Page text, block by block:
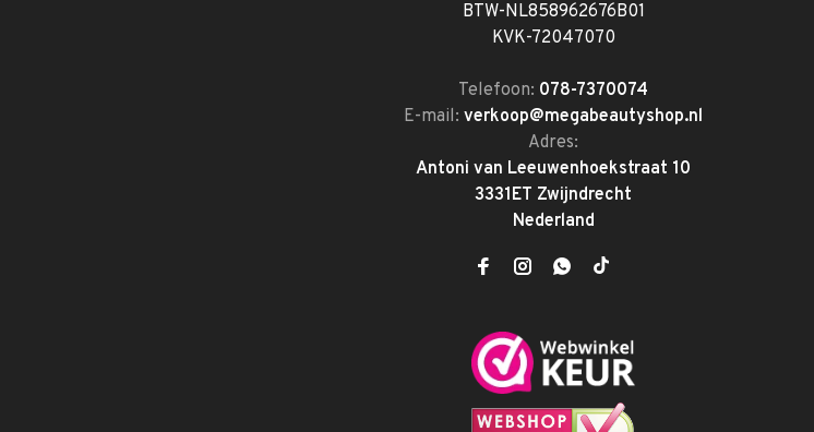
BTW-NL858962676B01
KVK-72047070
Telefoon: 078-7370074
E-mail:verkoop@megabeautyshop.nl
Adres:
Antoni van Leeuwenhoekstraat 10
3331ET Zwijndrecht
Nederland